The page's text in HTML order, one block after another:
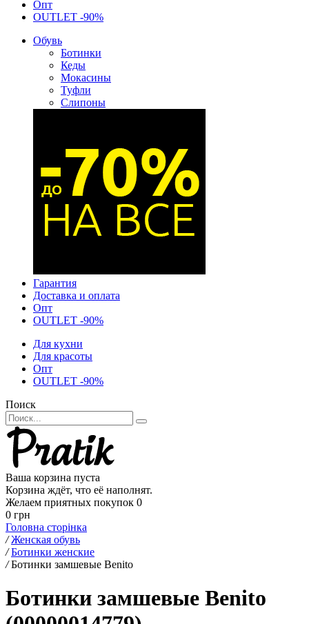
Опт
OUTLET -90%
Обувь
Ботинки
Кеды
Мокасины
Туфли
Слипоны
Гарантия
Доставка и оплата
Опт
OUTLET -90%
Для кухни
Для красоты
Опт
OUTLET -90%
Поиск
Ваша корзина пуста
Корзина ждёт, что её наполнят.
Желаем приятных покупок 0
0 грн
Головна сторінка
/ Женская обувь
/ Ботинки женские
/ Ботинки замшевые Benito
Ботинки замшевые Benito